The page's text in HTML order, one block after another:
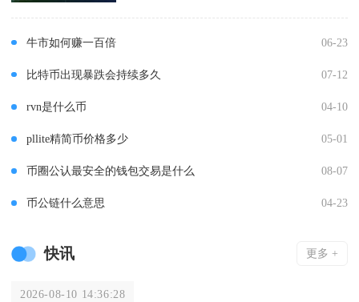
牛市如何赚一百倍 06-23
比特币出现暴跌会持续多久 07-12
rvn是什么币 04-10
pllite精简币价格多少 05-01
币圈公认最安全的钱包交易是什么 08-07
币公链什么意思 04-23
快讯 更多 +
2026-08-10 14:36:28